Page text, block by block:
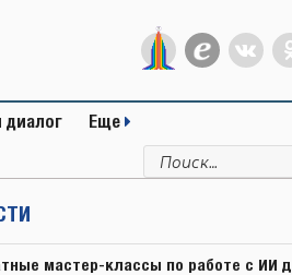
диалог Еще
Искать:
мастер-классы по работе с ИИ